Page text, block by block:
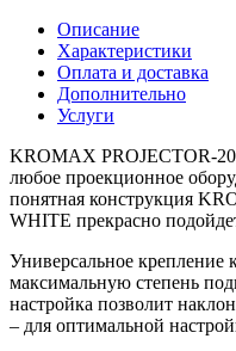
Описание
Характеристики
Оплата и доставка
Дополнительно
Услуги
KROMAX PROJECTOR-
любое проекционное
понятная конструкция
WHITE прекрасно
Универсальное крепление
максимальную степень
настройка позволит
– для оптимальной